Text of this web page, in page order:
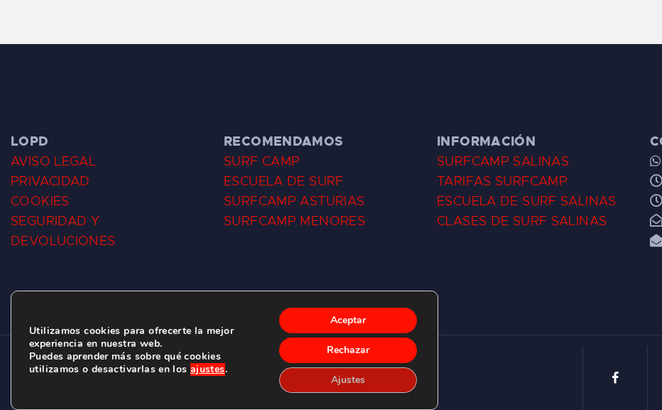
LOPD
AVISO LEGAL
PRIVACIDAD
COOKIES
SEGURIDAD Y
DEVOLUCIONES
RECOMENDAMOS
SURF CAMP
ESCUELA DE SURF
SURFCAMP ASTURIAS
SURFCAMP MENORES
INFORMACIÓN
SURFCAMP SALINAS
TARIFAS SURFCAMP
ESCUELA DE SURF SALINAS
CLASES DE SURF SALINAS
CLUB DE SURF LAS DUNAS ©2026.
C/ BERNARDO ÁLVAREZ GALAN 1, SALINAS (ASTURIAS)
Utilizamos cookies para ofrecerte la mejor
experiencia en nuestra web.
Puedes aprender más sobre qué cookies
utilizamos o desactivarlas en los ajustes.
Aceptar
Rechazar
Ajustes